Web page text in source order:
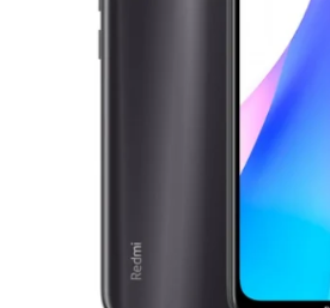
выбранный способом
% будут
с вашей карты
каждые 2 недели
Подробнее
об оплате Плайтом